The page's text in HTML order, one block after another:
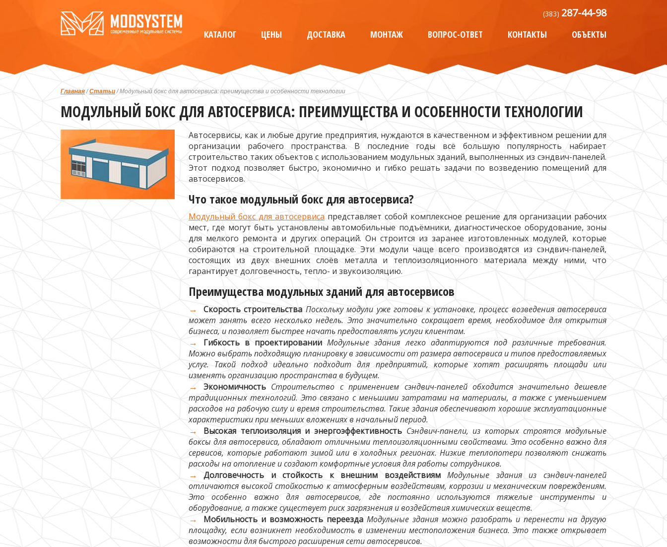
(383) 287-44-98
КАТАЛОГ ЦЕНЫ ДОСТАВКА МОНТАЖ ВОПРОС-ОТВЕТ КОНТАКТЫ ОБЪЕКТЫ
Главная/Статьи/ Модульный бокс для автосервиса: преимущества и особенности технологии
МОДУЛЬНЫЙ БОКС ДЛЯ АВТОСЕРВИСА: ПРЕИМУЩЕСТВА И ОСОБЕННОСТИ ТЕХНОЛОГИИ
Автосервисы, как и любые другие предприятия, нуждаются в качественном и эффективном решении для
организации рабочего пространства. В последние годы всё большую популярность набирает
строительство таких объектов с использованием модульных зданий, выполненных из сэндвич-панелей.
Этот подход позволяет быстро, экономично и гибко решать задачи по возведению помещений для
автосервисов.
Что такое модульный бокс для автосервиса?
Модульный бокс для автосервиса представляет собой комплексное решение для организации рабочих
мест, где могут быть установлены автомобильные подъёмники, диагностическое оборудование, зоны
для мелкого ремонта и других операций. Он строится из заранее изготовленных модулей, которые
собираются на строительной площадке. Эти модули чаще всего производятся из сэндвич-панелей,
состоящих из двух внешних слоёв металла и теплоизоляционного материала между ними, что
гарантирует долговечность, тепло- и звукоизоляцию.
Преимущества модульных зданий для автосервисов
Скорость строительства Поскольку модули уже готовы к установке, процесс возведения автосервиса
может занять всего несколько недель. Это значительно сокращает время, необходимое для открытия
бизнеса, и позволяет быстрее начать предоставлять услуги клиентам.
Гибкость в проектировании Модульные здания легко адаптируются под различные требования.
Можно выбрать подходящую планировку в зависимости от размера автосервиса и типов предоставляемых
услуг. Такой подход идеально подходит для предприятий, которые хотят расширять площади или
изменять организацию пространства в будущем.
Экономичность Строительство с применением сэндвич-панелей обходится значительно дешевле
традиционных технологий. Это связано с меньшими затратами на материалы, а также с уменьшением
расходов на рабочую силу и время строительства. Такие здания обеспечивают хорошие эксплуатационные
характеристики при меньших вложениях в начальный период.
Высокая теплоизоляция и энергоэффективностьСэндвич-панели, из которых строятся модульные
боксы для автосервиса, обладают отличными теплоизоляционными свойствами. Это особенно важно для
сервисов, которые работают зимой или в холодных регионах. Низкие теплопотери позволяют снижать
расходы на отопление и создают комфортные условия для работы сотрудников.
Долговечность и стойкость к внешним воздействиямМодульные здания из сэндвич-панелей
отличаются высокой стойкостью к атмосферным воздействиям, коррозии и механическим повреждениям.
Это особенно важно для автосервисов, где постоянно используются тяжелые инструменты и
оборудование, а также существует риск загрязнения и воздействия химических веществ.
Мобильность и возможность переезда Модульные здания можно разобрать и перенести на другую
площадку, если возникнет необходимость в изменении местоположения бизнеса. Это также открывает
возможности для быстрого расширения сети автосервисов.